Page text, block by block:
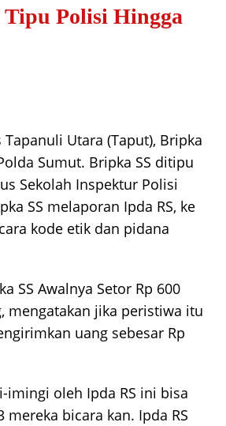
Polisi Hingga
Utara (Taput), Bripka
Sumut. Bripka SS ditipu
Sekolah Inspektur Polisi
SS melaporan Ipda RS, ke
kode etik dan pidana
SS Awalnya Setor Rp 600
mengatakan jika peristiwa itu
uang sebesar Rp
imingi oleh Ipda RS ini bisa
bicara kan. Ipda RS